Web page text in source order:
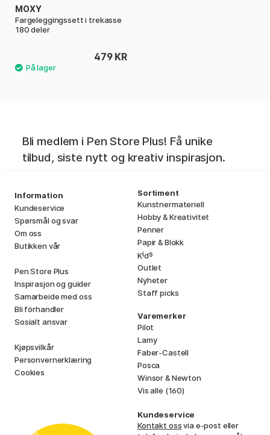
MOXY
Fargeleggingssett i trekasse
180 deler
479 KR
Bli medlem i Pen Store Plus! Få unike
tilbud, siste nytt og kreativ inspirasjon.
Information
Kundeservice
Spørsmål og svar
Om oss
Butikken vår
Pen Store Plus
Inspirasjon og guider
Samarbeide med oss
Bli förhandler
Sosialt ansvar
Kjøpsvilkår
Personvernerklæring
Cookies
Sortiment
Kunstnermateriell
Hobby & Kreativitet
Penner
Papir & Blokk
Kids
Outlet
Nyheter
Staff picks
Varemerker
Pilot
Lamy
Faber-Castell
Posca
Winsor & Newton
Vis alle (160)
Kundeservice
Kontakt ossvia e-post eller